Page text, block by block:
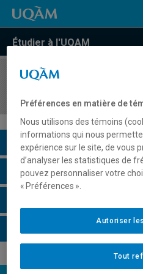
Étudier à l'UQAM
COURS//
Description du cours
Horaire - Été 2026
Préférences en matière de
Nous utilisons des témoins
informations qui nous
expérience sur le site, de vous
d’analyser les statistiques de
pouvez personnaliser votre
« Préférences ».
Tout
Autoriser